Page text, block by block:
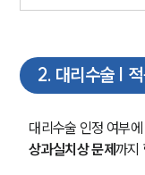
2. 대리수술 |
대리수술 인정 여부
상과실치상 문제까지